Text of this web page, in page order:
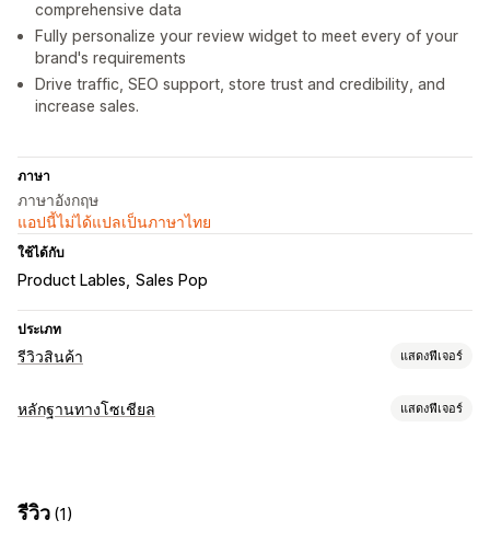
comprehensive data
Fully personalize your review widget to meet every of your
brand's requirements
Drive traffic, SEO support, store trust and credibility, and
increase sales.
ภาษา
ภาษาอังกฤษ
แอปนี้ไม่ได้แปลเป็นภาษาไทย
ใช้ได้กับ
Product Lables Sales Pop
ประเภท
รีวิวสินค้า แสดงฟีเจอร์
ตัวเลือกการแสดงผล
คำขอทางอีเมล
หลักฐานทางโซเชียล แสดงฟีเจอร์
รีวิว (1)